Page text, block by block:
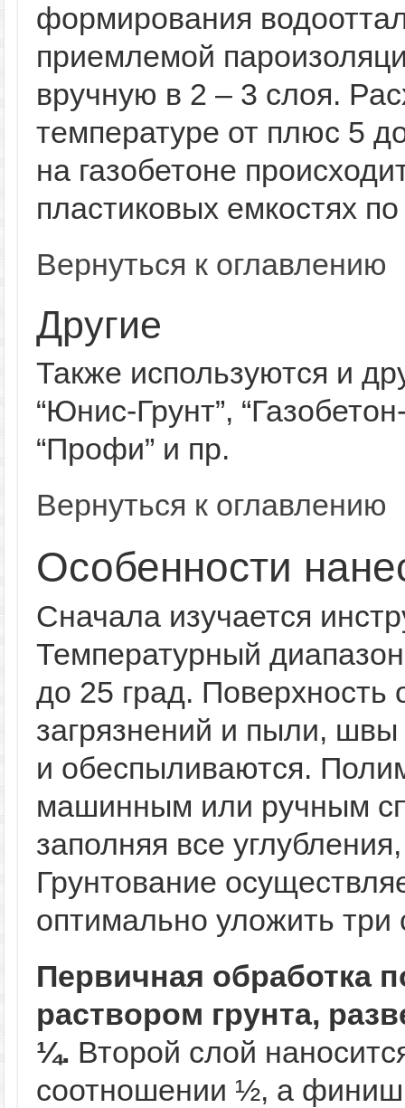
формирования
приемлемой
вручную в 2 – 3 слоя.
температуре от плюс 5
на газобетоне
пластиковых емкостях
Вернуться к оглавлению
Другие
Также используются и
“Юнис-Грунт”,
“Профи” и пр.
Вернуться к оглавлению
Особенности
Сначала изучается
Температурный
до 25 град. Поверхность
загрязнений и пыли,
и обеспыливаются.
машинным или ручным
заполняя все
Грунтование
оптимально уложить три
Первичная обработка
раствором грунта,
¼. Второй слой
соотношении ½, а